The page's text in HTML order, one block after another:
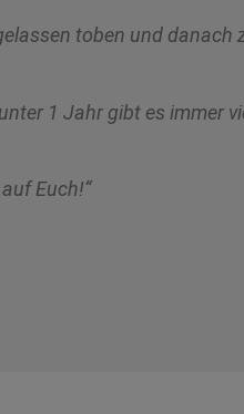
toben und danach
1 Jahr gibt es immer
Euch!“